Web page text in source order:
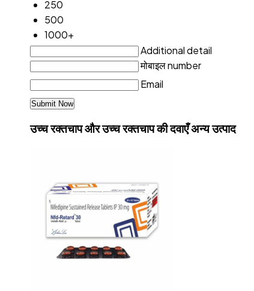
250
500
1000+
Additional detail
मोबाइल number
Email
उच्च रक्तचाप और उच्च रक्तचाप की दवाएँ अन्य उत्पाद